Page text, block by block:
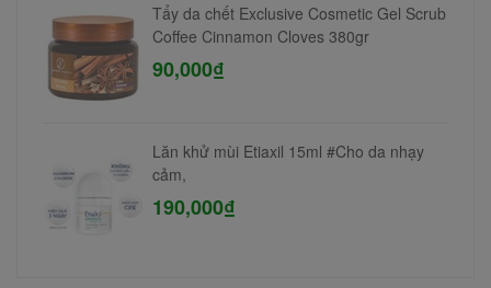
Tẩy da chết Exclusive Cosmetic Gel Scrub
Coffee Cinnamon Cloves 380gr
90,000₫
Lăn khử mùi Etiaxil 15ml #Cho da nhạy
cảm,
190,000₫